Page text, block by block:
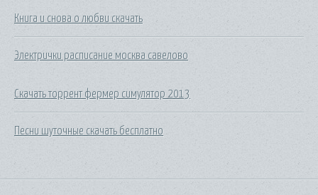
Книга и снова о любви скачать
Электрички расписание москва савелово
Скачать торрент фермер симулятор 2013
Песни шуточные скачать бесплатно